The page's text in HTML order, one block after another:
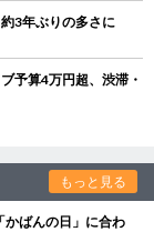
3年ぶりの多さに
予算4万円超、渋滞・
もっと見る
ばんの日」に合わ